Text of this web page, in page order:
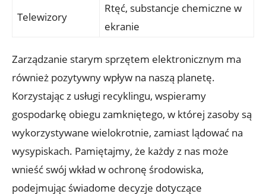
Telewizory
Rtęć, substancje chemiczne w
ekranie
Zarządzanie starym sprzętem elektronicznym ma
również pozytywny wpływ na naszą planetę.
Korzystając z usługi recyklingu, wspieramy
gospodarkę obiegu zamkniętego, w której zasoby są
wykorzystywane wielokrotnie, zamiast lądować na
wysypiskach. Pamiętajmy, że każdy z nas może
wnieść swój wkład w ochronę środowiska,
podejmując świadome decyzje dotyczące